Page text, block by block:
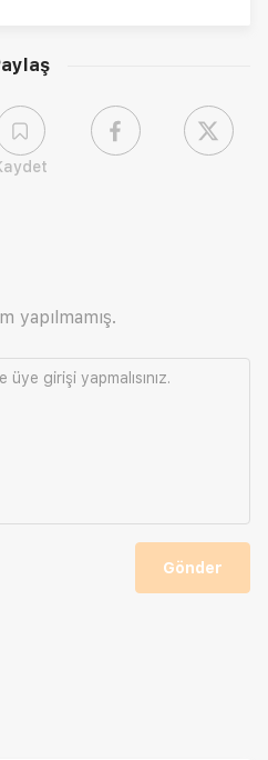
yapılmamış.
üye girişi yapmalısınız.
Gönder